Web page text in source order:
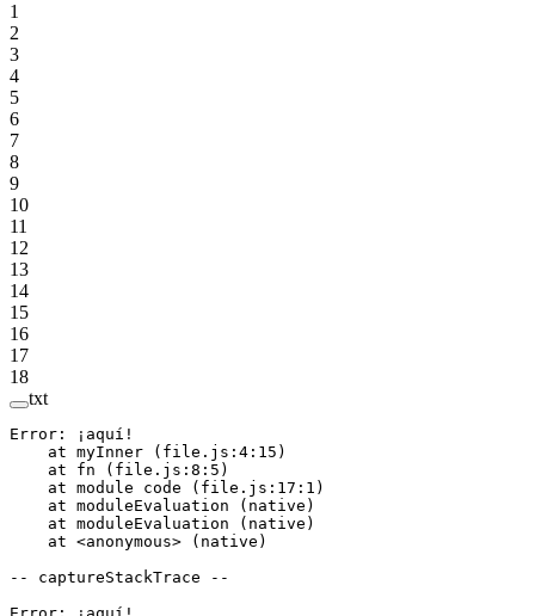
1
2
3
4
5
6
7
8
9
10
11
12
13
14
15
16
17
18
txt
Error: ¡aquí!
    at myInner (file.js:4:15)
    at fn (file.js:8:5)
    at module code (file.js:17:1)
    at moduleEvaluation (native)
    at moduleEvaluation (native)
    at <anonymous> (native)
-- captureStackTrace --